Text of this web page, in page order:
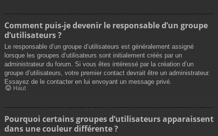
Comment puis-je devenir le responsable d’un groupe
d’utilisateurs ?
Le responsable d’un groupe d’utilisateurs est généralement assigné
lorsque les groupes d’utilisateurs sont initialement créés par un
administrateur du forum. Si vous êtes intéressé par la création d’un
groupe d’utilisateurs, votre premier contact devrait être un administrateur.
Essayez de le contacter en lui envoyant un message privé.
Haut
Pourquoi certains groupes d’utilisateurs apparaissent
dans une couleur différente ?